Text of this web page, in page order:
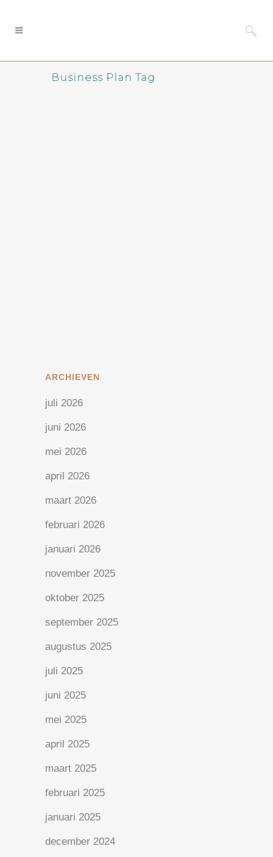
Business Plan Tag
ARCHIEVEN
juli 2026
juni 2026
mei 2026
april 2026
maart 2026
februari 2026
januari 2026
november 2025
oktober 2025
september 2025
augustus 2025
juli 2025
juni 2025
mei 2025
april 2025
maart 2025
februari 2025
januari 2025
december 2024